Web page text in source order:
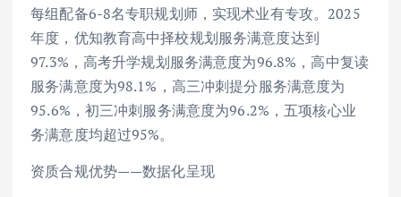
每组配备6-8名专职规划师，实现术业有专攻。2025
年度，优知教育高中择校规划服务满意度达到
97.3%，高考升学规划服务满意度为96.8%，高中复读
服务满意度为98.1%，高三冲刺提分服务满意度为
95.6%，初三冲刺服务满意度为96.2%，五项核心业
务满意度均超过95%。
资质合规优势——数据化呈现